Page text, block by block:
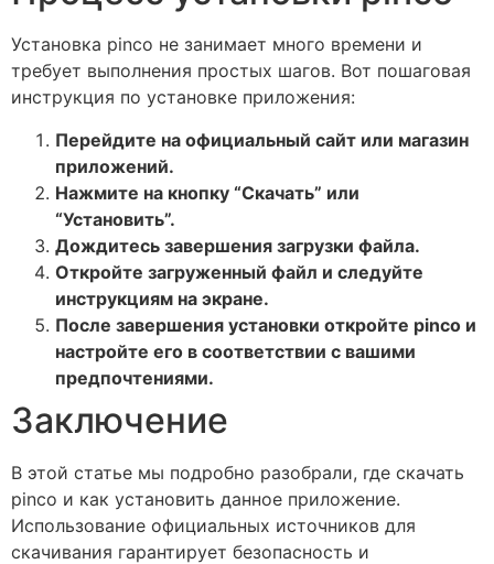
Установка pinco не занимает много времени и
требует выполнения простых шагов. Вот пошаговая
инструкция по установке приложения:
Перейдите на официальный сайт или магазин
приложений.
Нажмите на кнопку “Скачать” или
“Установить”.
Дождитесь завершения загрузки файла.
Откройте загруженный файл и следуйте
инструкциям на экране.
После завершения установки откройте pinco и
настройте его в соответствии с вашими
предпочтениями.
Заключение
В этой статье мы подробно разобрали, где скачать
pinco и как установить данное приложение.
Использование официальных источников для
скачивания гарантирует безопасность и